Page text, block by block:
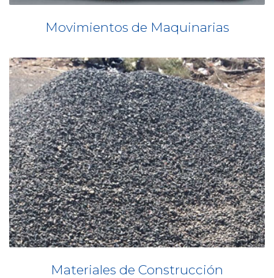
Movimientos de Maquinarias
Materiales de Construcción